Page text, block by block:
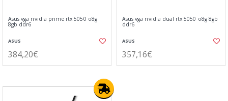
Asus vga nvidia prime rtx 5050 o8g
8gb ddr6
ASUS
384,20€
Asus vga nvidia dual rtx 5050 o8g 8gb
ddr6
ASUS
357,16€